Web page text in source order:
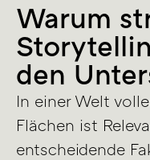
Warum
den
In einer Welt
Flächen ist
entscheidende